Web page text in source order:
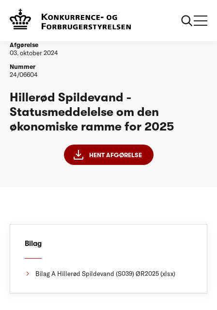
Vandtilsyn
økonomiske ramme for 2025
Afgørelse
03. oktober 2024
Nummer
24/06604
Hillerød Spildevand -
Statusmeddelelse om den
økonomiske ramme for 2025
HENT AFGØRELSE
Bilag
Bilag A Hillerød Spildevand (S039) ØR2025 (xlsx)